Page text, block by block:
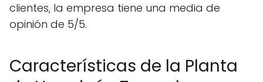
clientes, la empresa tiene una media de
opinión de 5/5.
Características de la Planta